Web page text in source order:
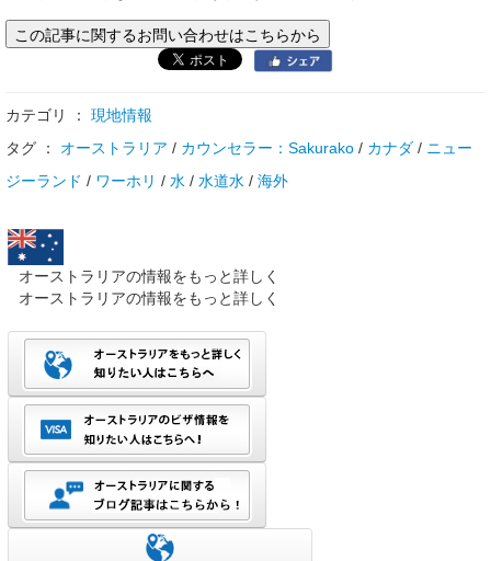
この記事に関するお問い合わせはこちらから
カテゴリ ： 現地情報
タグ ： オーストラリア / カウンセラー：Sakurako / カナダ / ニュー
ジーランド / ワーホリ / 水 / 水道水 / 海外
オーストラリアの情報をもっと詳しく
オーストラリアの情報をもっと詳しく